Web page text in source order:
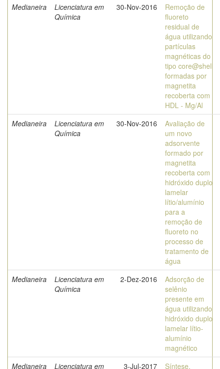
Medianeira
Licenciatura em
Química
30-Nov-2016
Remoção de
fluoreto
residual de
água utilizando
partículas
magnéticas do
tipo core@shell
formadas por
magnetita
recoberta com
HDL - Mg/Al
Medianeira
Licenciatura em
Química
30-Nov-2016
Avaliação de
um novo
adsorvente
formado por
magnetita
recoberta com
hidróxido duplo
lamelar
lítio/alumínio
para a
remoção de
fluoreto no
processo de
tratamento de
água
Medianeira
Licenciatura em
Química
2-Dez-2016
Adsorção de
selênio
presente em
água utilizando
hidróxido duplo
lamelar lítio-
alumínio
magnético
Medianeira
Licenciatura em 3-Jul-2017 Síntese,